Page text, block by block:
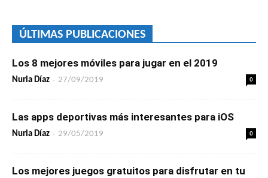
ÚLTIMAS PUBLICACIONES
Los 8 mejores móviles para jugar en el 2019
Nuria Díaz - 27/09/2019 0
Las apps deportivas más interesantes para iOS
Nuria Díaz - 29/05/2019 0
Los mejores juegos gratuitos para disfrutar en tu